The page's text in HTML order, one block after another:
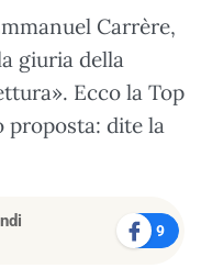
Carrère,
giuria della
Ecco la Top
proposta: dite la
9